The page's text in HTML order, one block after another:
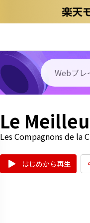
Le
Les Compagnons de la
はじめから再生